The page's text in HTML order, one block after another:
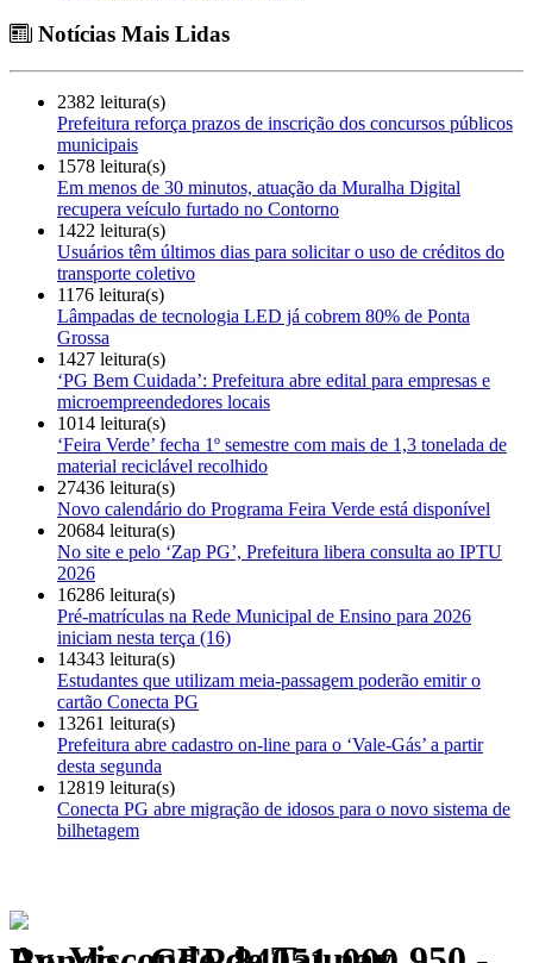
Notícias Mais Lidas
2382 leitura(s)
Prefeitura reforça prazos de inscrição dos concursos públicos
municipais
1578 leitura(s)
Em menos de 30 minutos, atuação da Muralha Digital
recupera veículo furtado no Contorno
1422 leitura(s)
Usuários têm últimos dias para solicitar o uso de créditos do
transporte coletivo
1176 leitura(s)
Lâmpadas de tecnologia LED já cobrem 80% de Ponta
Grossa
1427 leitura(s)
‘PG Bem Cuidada’: Prefeitura abre edital para empresas e
microempreendedores locais
1014 leitura(s)
‘Feira Verde’ fecha 1º semestre com mais de 1,3 tonelada de
material reciclável recolhido
27436 leitura(s)
Novo calendário do Programa Feira Verde está disponível
20684 leitura(s)
No site e pelo ‘Zap PG’, Prefeitura libera consulta ao IPTU
2026
16286 leitura(s)
Pré-matrículas na Rede Municipal de Ensino para 2026
iniciam nesta terça (16)
14343 leitura(s)
Estudantes que utilizam meia-passagem poderão emitir o
cartão Conecta PG
13261 leitura(s)
Prefeitura abre cadastro on-line para o ‘Vale-Gás’ a partir
desta segunda
12819 leitura(s)
Conecta PG abre migração de idosos para o novo sistema de
bilhetagem